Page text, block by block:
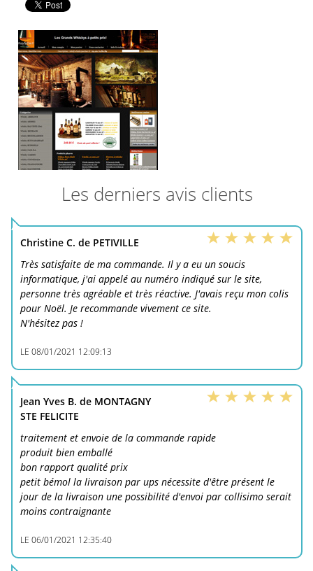
Les derniers avis clients
Christine C. de PETIVILLE
Très satisfaite de ma commande. Il y a eu un soucis
informatique, j'ai appelé au numéro indiqué sur le site,
personne très agréable et très réactive. J'avais reçu mon colis
pour Noël. Je recommande vivement ce site.
N'hésitez pas !
LE 08/01/2021 12:09:13
Jean Yves B. de MONTAGNY
STE FELICITE
traitement et envoie de la commande rapide
produit bien emballé
bon rapport qualité prix
petit bémol la livraison par ups nécessite d'être présent le
jour de la livraison une possibilité d'envoi par collisimo serait
moins contraignante
LE 06/01/2021 12:35:40